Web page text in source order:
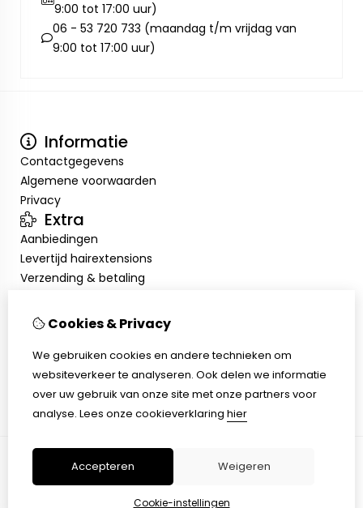
9:00 tot 17:00 uur)
06 - 53 720 733 (maandag t/m vrijdag van
9:00 tot 17:00 uur)
Informatie
Contactgegevens
Algemene voorwaarden
Privacy
Extra
Aanbiedingen
Levertijd hairextensions
Verzending & betaling
Salonkorting
Mijn account
Inloggen
Bestelhistorie
Verlanglijst
© Copyright 2026 |TSB
Cookies & Privacy
We gebruiken cookies en andere technieken om
websiteverkeer te analyseren. Ook delen we informatie
over uw gebruik van onze site met onze partners voor
analyse. Lees onze cookieverklaring hier
Accepteren Weigeren
Cookie-instellingen